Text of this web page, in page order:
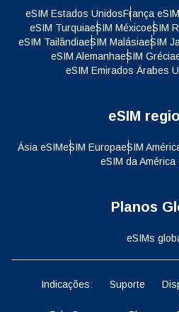
eSIM Estados UnidosFrança eSIM
eSIM TurquiaeSIM MéxicoeSIM
eSIM TailândiaeSIM MalásiaeSIM
eSIM AlemanhaeSIM Grécia
eSIM Emirados Árabes
eSIM
Ásia eSIMeSIM EuropaeSIM
eSIM da América
Planos
eSIMs
Indicações: Suporte